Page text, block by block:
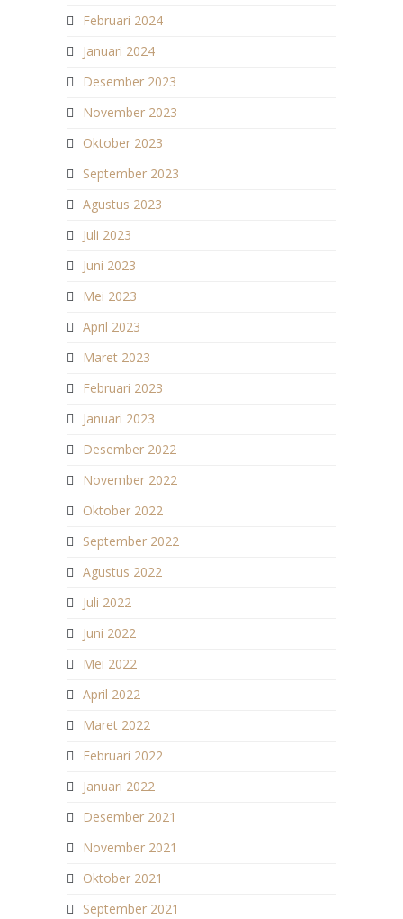
Februari 2024
Januari 2024
Desember 2023
November 2023
Oktober 2023
September 2023
Agustus 2023
Juli 2023
Juni 2023
Mei 2023
April 2023
Maret 2023
Februari 2023
Januari 2023
Desember 2022
November 2022
Oktober 2022
September 2022
Agustus 2022
Juli 2022
Juni 2022
Mei 2022
April 2022
Maret 2022
Februari 2022
Januari 2022
Desember 2021
November 2021
Oktober 2021
September 2021